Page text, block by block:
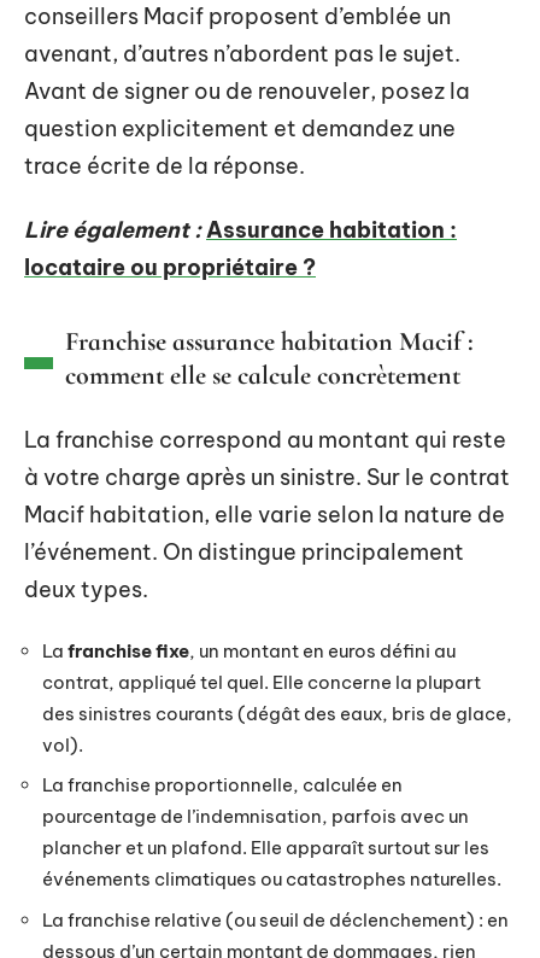
conseillers Macif proposent d’emblée un
avenant, d’autres n’abordent pas le sujet.
Avant de signer ou de renouveler, posez la
question explicitement et demandez une
trace écrite de la réponse.
Lire également :Assurance habitation :
locataire ou propriétaire ?
Franchise assurance habitation Macif :
comment elle se calcule concrètement
La franchise correspond au montant qui reste
à votre charge après un sinistre. Sur le contrat
Macif habitation, elle varie selon la nature de
l’événement. On distingue principalement
deux types.
La franchise fixe, un montant en euros défini au
contrat, appliqué tel quel. Elle concerne la plupart
des sinistres courants (dégât des eaux, bris de glace,
vol).
La franchise proportionnelle, calculée en
pourcentage de l’indemnisation, parfois avec un
plancher et un plafond. Elle apparaît surtout sur les
événements climatiques ou catastrophes naturelles.
La franchise relative (ou seuil de déclenchement) : en
dessous d’un certain montant de dommages, rien